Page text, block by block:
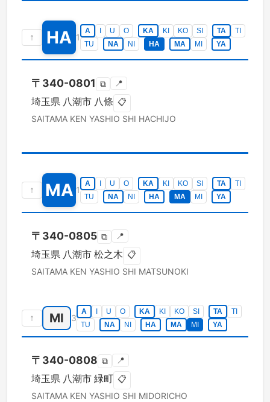
↑ HA 1
A U O KA KI KO SI TA
TI
TU
NA NI HA MA MI YA
〒 340-0801 ⧉ 📍
埼玉県 八潮市 八條 📋
SAITAMA KEN YASHIO SHI HACHIJO
↑ MA 1
A U O KA KI KO SI TA
TI
TU
NA NI HA MA MI YA
〒 340-0805 ⧉ 📍
埼玉県 八潮市 松之木 📋
SAITAMA KEN YASHIO SHI MATSUNOKI
↑ MI 3
A U O KA KI KO SI TA
TI
TU
NA NI HA MA MI YA
〒 340-0808 ⧉ 📍
埼玉県 八潮市 緑町 📋
SAITAMA KEN YASHIO SHI MIDORICHO